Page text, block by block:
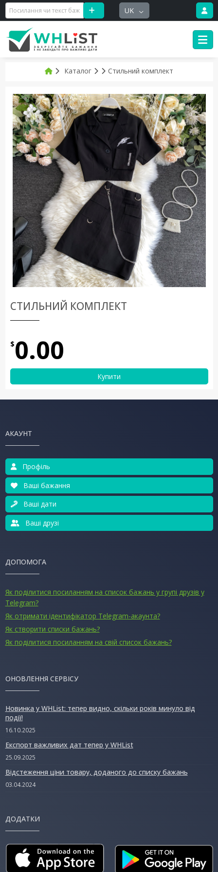
UK
Каталог Стильний комплект
СТИЛЬНИЙ КОМПЛЕКТ
$0.00
Купити
АКАУНТ
Профіль
Ваші бажання
Ваші дати
Ваші друзі
ДОПОМОГА
Як поділитися посиланням на список бажань у групі друзів у
Telegram?
Як отримати ідентифікатор Telegram-акаунта?
Як створити списки бажань?
Як поділитися посиланням на свій список бажань?
ОНОВЛЕННЯ СЕРВІСУ
Новинка у WHList: тепер видно, скільки років минуло від
події!
16.10.2025
Експорт важливих дат тепер у WHList
25.09.2025
Відстеження ціни товару, доданого до списку бажань
03.04.2024
ДОДАТКИ